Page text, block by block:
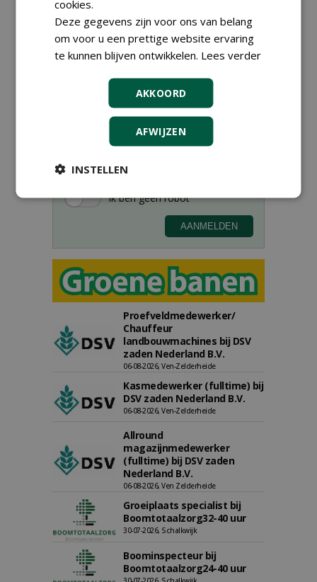
Meld je aan voor onze digitale
nieuwsbrief.
Proefveldmedewerker/
Chauffeur
landbouwmachines bij DSV
zaden Nederland B.V.
06-08-2026, Ven-Zelderheide
Kasmedewerker (fulltime) bij
DSV zaden Nederland B.V.
06-08-2026, Ven-Zelderheide
Allround
magazijnmedewerker
(fulltime) bij DSV zaden
Nederland B.V.
06-08-2026, Ven Zelderheide
Groeiplaats specialist bij
Boomtotaalzorg32-40 uur
30-07-2026, Schalkwijk
Boominspecteur bij
Boomtotaalzorg24-40 uur
cookies.
Deze gegevens zijn voor ons van belang
om voor u een prettige website ervaring
te kunnen blijven ontwikkelen. Lees verder
AKKOORD
AFWIJZEN
INSTELLEN